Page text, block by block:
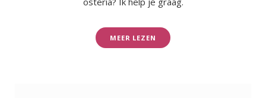
MEER LEZEN